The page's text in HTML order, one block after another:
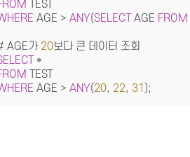
TEST
AGE > ANY(SELECT AGE FROM
AGE가 20
*
TEST
AGE > ANY(20, 22, 31 );